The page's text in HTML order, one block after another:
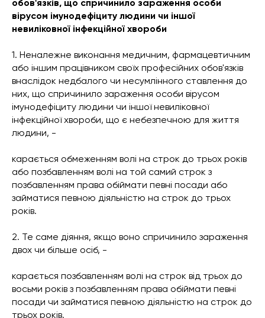
обов'язків, що спричинило зараження особи
вірусом імунодефіциту людини чи іншої
невиліковної інфекційної хвороби
1. Неналежне виконання медичним, фармацевтичним
або іншим працівником своїх професійних обов'язків
внаслідок недбалого чи несумлінного ставлення до
них, що спричинило зараження особи вірусом
імунодефіциту людини чи іншої невиліковної
інфекційної хвороби, що є небезпечною для життя
людини, -
карається обмеженням волі на строк до трьох років
або позбавленням волі на той самий строк з
позбавленням права обіймати певні посади або
займатися певною діяльністю на строк до трьох
років.
2. Те саме діяння, якщо воно спричинило зараження
двох чи більше осіб, -
карається позбавленням волі на строк від трьох до
восьми років з позбавленням права обіймати певні
посади чи займатися певною діяльністю на строк до
трьох років.